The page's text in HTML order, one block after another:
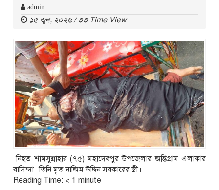
admin
১৫ জুন, ২০২৬ / ৩৩ Time View
নিহত শামসুন্নাহার (৭৫) মহাদেবপুর উপজেলার জন্তিগ্রাম এলাকার
বাসিন্দা। তিনি মৃত নাজিম উদ্দিন সরকারের স্ত্রী।
Reading Time: < 1 minute